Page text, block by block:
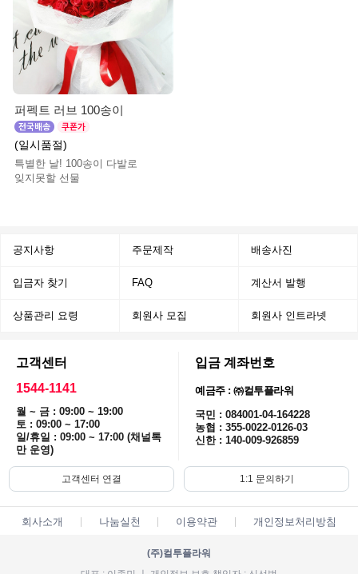
퍼펙트 러브 100송이
(일시품절)
특별한 날! 100송이 다발로
잊지못할 선물
공지사항 주문제작 배송사진
입금자 찾기 FAQ 계산서 발행
상품관리 요령 회원사 모집 회원사 인트라넷
고객센터
1544-1141
월 ~ 금 : 09:00 ~ 19:00
토 : 09:00 ~ 17:00
일/휴일 : 09:00 ~ 17:00 (채널톡
만 운영)
입금 계좌번호
예금주 : ㈜컬투플라워
국민 : 084001-04-164228
농협 : 355-0022-0126-03
신한 : 140-009-926859
고객센터 연결 1:1 문의하기
회사소개 나눔실천 이용약관 개인정보처리방침
(주)컬투플라워